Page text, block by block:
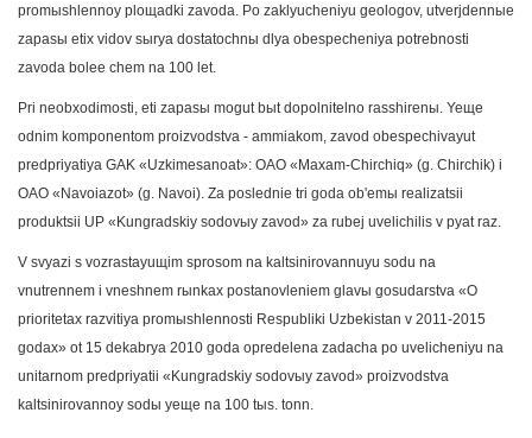
promыshlennoy ploщadki zavoda. Po zaklyucheniyu geologov, utverjdennыe
zapasы etix vidov sыrya dostatochnы dlya obespecheniya potrebnosti
zavoda bolee chem na 100 let.
Pri neobxodimosti, eti zapasы mogut bыt dopolnitelno rasshirenы. Yeщe
odnim komponentom proizvodstva - ammiakom, zavod obespechivayut
predpriyatiya GAK «Uzkimesanoat»: OAO «Maxam-Chirchiq» (g. Chirchik) i
OAO «Navoiazot» (g. Navoi). Za poslednie tri goda ob'emы realizatsii
produktsii UP «Kungradskiy sodovыy zavod» za rubej uvelichilis v pyat raz.
V svyazi s vozrastayuщim sprosom na kaltsinirovannuyu sodu na
vnutrennem i vneshnem rыnkax postanovleniem glavы gosudarstva «O
prioritetax razvitiya promыshlennosti Respubliki Uzbekistan v 2011-2015
godax» ot 15 dekabrya 2010 goda opredelena zadacha po uvelicheniyu na
unitarnom predpriyatii «Kungradskiy sodovыy zavod» proizvodstva
kaltsinirovannoy sodы yeщe na 100 tыs. tonn.